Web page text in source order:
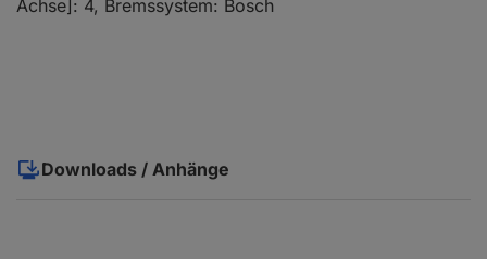
Achse]: 4, Bremssystem: Bosch
Downloads / Anhänge